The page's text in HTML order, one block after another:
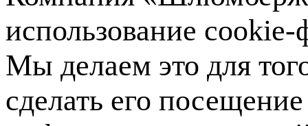
использование
Мы делаем это для
сделать его